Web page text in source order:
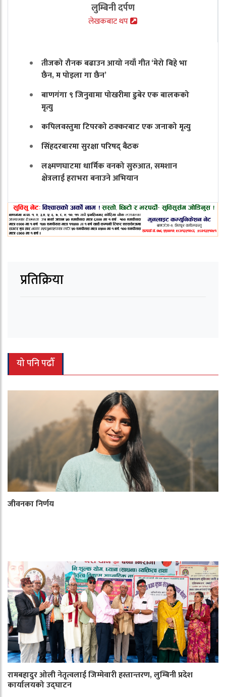
लुम्बिनी दर्पण
लेखकबाट थप
तीजको रौनक बढाउन आयो नयाँ गीत ‘मेरो बिहे भा
छैन, म पोइला गा छैन’
बाणगंगा ९ जिनुवामा पोखरीमा डुबेर एक बालकको
मृत्यु
कपिलवस्तुमा टिपरको ठक्करबाट एक जनाको मृत्यु
सिंहदरबारमा सुरक्षा परिषद् बैठक
लक्ष्मणघाटमा धार्मिक वनको सुरुआत, समशान
क्षेत्रलाई हराभरा बनाउने अभियान
प्रतिक्रिया
यो पनि पढौँ
जीवनका निर्णय
रामबहादुर ओली नेतृत्वलाई जिम्मेवारी हस्तान्तरण, लुम्बिनी प्रदेश
कार्यालयको उद्घाटन